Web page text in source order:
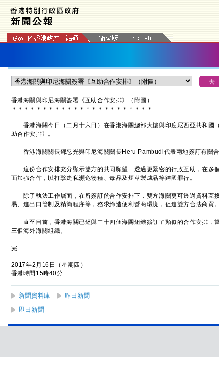
香港海關與印尼海關簽署《互助合作安排》（附圖）
＊ ＊ ＊ ＊ ＊ ＊ ＊ ＊ ＊ ＊ ＊ ＊ ＊ ＊ ＊ ＊ ＊ ＊ ＊ ＊ ＊ ＊ ＊
香港海關今日（二月十六日）在香港海關總部大樓與印度尼西亞共和國
助合作安排》。
香港海關關長鄧忍光與印尼海關關長Heru Pambudi代表兩地簽訂有關
這份合作安排充分顯示雙方的共同願望，透過更緊密的行政互助，在多
面加強合作，以打擊走私瀕危物種、毒品及煙草製成品等跨國罪行。
除了執法工作層面，在所簽訂的合作安排下，雙方海關更可透過資料互
易、進出口管制及精簡程序等，務求締造便利營商環境，促進雙方合法商貿
直至目前，香港海關已經與二十四個海關組織簽訂了類似的合作安排，
三個海外海關組織。
完
2017年2月16日（星期四）
香港時間15時40分
新聞資料庫
昨日新聞
即日新聞